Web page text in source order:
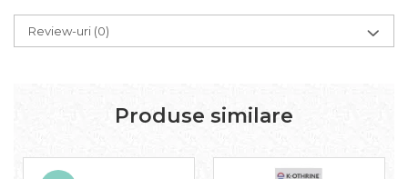
Review-uri (0)
Produse similare